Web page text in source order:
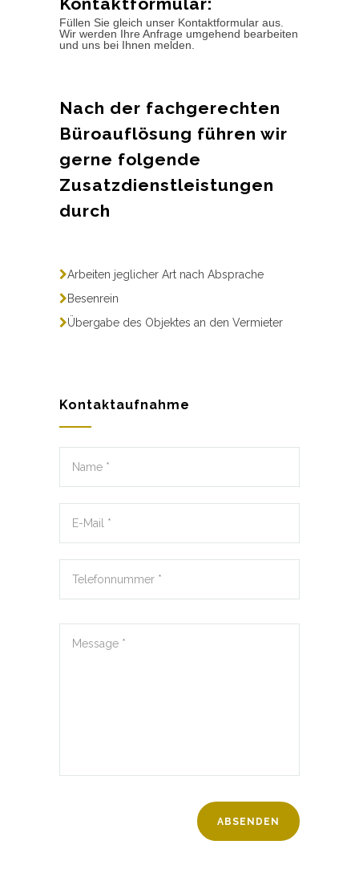
Füllen Sie gleich unser Kontaktformular aus.
Wir werden Ihre Anfrage umgehend bearbeiten
und uns bei Ihnen melden.
Nach der fachgerechten
Büroauflösung führen wir
gerne folgende
Zusatzdienstleistungen
durch
Arbeiten jeglicher Art nach Absprache
Besenrein
Übergabe des Objektes an den Vermieter
Kontaktaufnahme